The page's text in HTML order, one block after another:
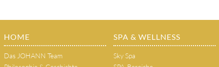
HOME
Das JOHANN Team
SPA & WELLNESS
Sky Spa